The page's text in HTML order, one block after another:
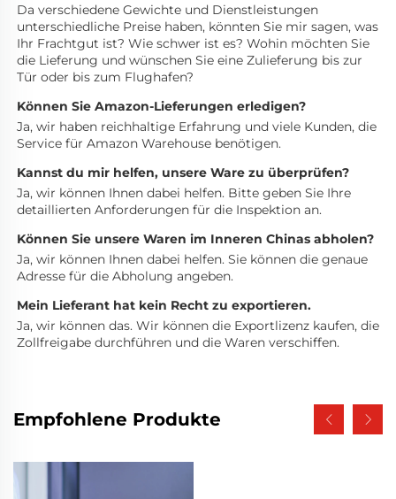
Da verschiedene Gewichte und Dienstleistungen
unterschiedliche Preise haben, könnten Sie mir sagen, was
Ihr Frachtgut ist? Wie schwer ist es? Wohin möchten Sie
die Lieferung und wünschen Sie eine Zulieferung bis zur
Tür oder bis zum Flughafen?
Können Sie Amazon-Lieferungen erledigen?
Ja, wir haben reichhaltige Erfahrung und viele Kunden, die
Service für Amazon Warehouse benötigen.
Kannst du mir helfen, unsere Ware zu überprüfen?
Ja, wir können Ihnen dabei helfen. Bitte geben Sie Ihre
detaillierten Anforderungen für die Inspektion an.
Können Sie unsere Waren im Inneren Chinas abholen?
Ja, wir können Ihnen dabei helfen. Sie können die genaue
Adresse für die Abholung angeben.
Mein Lieferant hat kein Recht zu exportieren.
Ja, wir können das. Wir können die Exportlizenz kaufen, die
Zollfreigabe durchführen und die Waren verschiffen.
Empfohlene Produkte